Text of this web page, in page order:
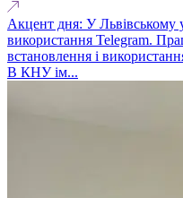
Акцент дня: У Львівському
використання Telegram.
встановлення і
В КНУ ім...